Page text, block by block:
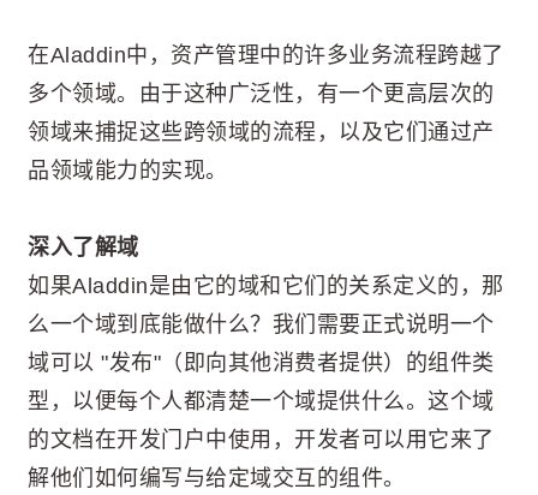
在Aladdin中，资产管理中的许多业务流程跨越了
多个领域。由于这种广泛性，有一个更高层次的
领域来捕捉这些跨领域的流程，以及它们通过产
品领域能力的实现。
深入了解域
如果Aladdin是由它的域和它们的关系定义的，那
么一个域到底能做什么？我们需要正式说明一个
域可以 "发布"（即向其他消费者提供）的组件类
型，以便每个人都清楚一个域提供什么。这个域
的文档在开发门户中使用，开发者可以用它来了
解他们如何编写与给定域交互的组件。